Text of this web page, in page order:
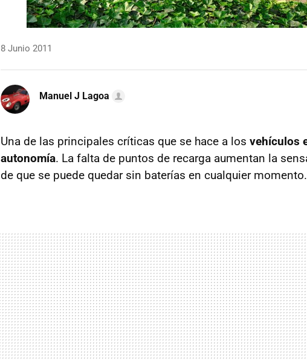
8 Junio 2011
Manuel J Lagoa
Una de las principales críticas que se hace a los vehículos
autonomía. La falta de puntos de recarga aumentan la
de que se puede quedar sin baterías en cualquier momento.